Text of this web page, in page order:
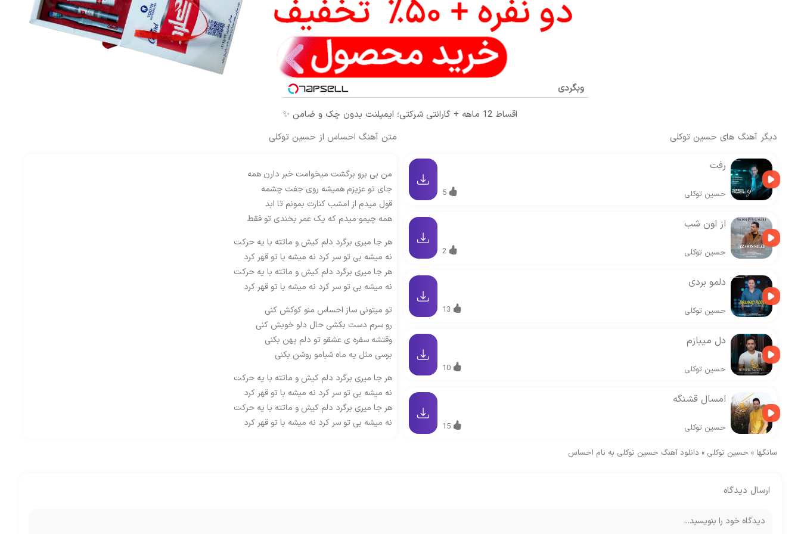
وبگردی
اقساط 12 ماهه + گارانتی شرکتی؛ ایمپلنت بدون چک و ضامن ✨
متن آهنگ احساس از حسین توکلی
من بی برو برگشت میخوامت خبر دارن همه
جای تو عزیزم همیشه روی جفت چشمه
قول میدم از امشب کنارت بمونم تا ابد
همه چیمو میدم که یک عمر بخندی تو فقط
هر جا میری برگرد دلم کیش و ماتته با یه حرکت
نه میشه بی تو سر کرد نه میشه با تو قهر کرد
هر جا میری برگرد دلم کیش و ماتته با یه حرکت
نه میشه بی تو سر کرد نه میشه با تو قهر کرد
تو میتونی ساز احساس منو کوکش کنی
رو سرم دست بکشی حال دلو خوبش کنی
وقتشه سفره ی عشقو تو دلم پهن بکنی
برسی مثل یه ماه شبامو روشن بکنی
هر جا میری برگرد دلم کیش و ماتته با یه حرکت
نه میشه بی تو سر کرد نه میشه با تو قهر کرد
هر جا میری برگرد دلم کیش و ماتته با یه حرکت
نه میشه بی تو سر کرد نه میشه با تو قهر کرد
دیگر آهنگ های حسین توکلی
رفت
حسین توکلی 5
از اون شب
حسین توکلی 2
دلمو بردی
حسین توکلی 13
دل میبازم
حسین توکلی 10
امسال قشنگه
حسین توکلی 15
سانگها » حسین توکلی » دانلود آهنگ حسین توکلی به نام احساس
ارسال دیدگاه